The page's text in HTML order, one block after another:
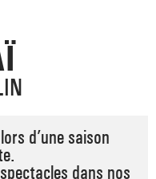
TNB
d’une saison
dans nos